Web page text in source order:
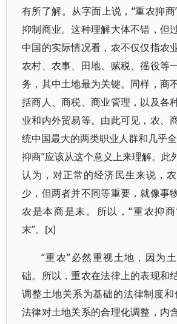
有所了解。从字面上说，“重农抑商
抑制商业。这种理解大体不错，但
中国的实际情况看，农不仅仅指农
农村、农事、田地、赋税、徭役等
务，其中土地最为关键。同样，商
括商人、商税、商业管理，以及各
业和内外贸易等。由此可见，农、
统中国最大的两类职业人群和几乎
抑商”应该从这个意义上来理解。此
认为，对正常的经济民生来说，
少，但两者并不同等重要，就像事
农是本商是末。所以，“重农抑
末”。[x]
“重农”必然重视土地，因为
础。所以，重农在法律上的表现和
调整土地关系为基础的法律制度
法律对土地关系的合理化调整，内